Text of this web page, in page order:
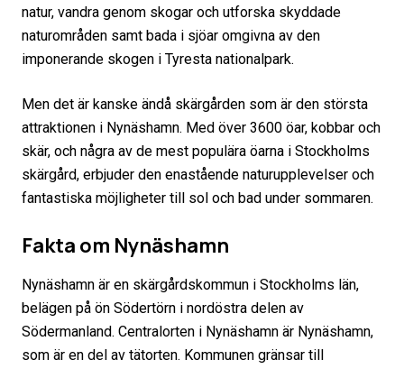
natur, vandra genom skogar och utforska skyddade
naturområden samt bada i sjöar omgivna av den
imponerande skogen i Tyresta nationalpark.
Men det är kanske ändå skärgården som är den största
attraktionen i Nynäshamn. Med över 3600 öar, kobbar och
skär, och några av de mest populära öarna i Stockholms
skärgård, erbjuder den enastående naturupplevelser och
fantastiska möjligheter till sol och bad under sommaren.
Fakta om Nynäshamn
Nynäshamn är en skärgårdskommun i Stockholms län,
belägen på ön Södertörn i nordöstra delen av
Södermanland. Centralorten i Nynäshamn är Nynäshamn,
som är en del av tätorten. Kommunen gränsar till